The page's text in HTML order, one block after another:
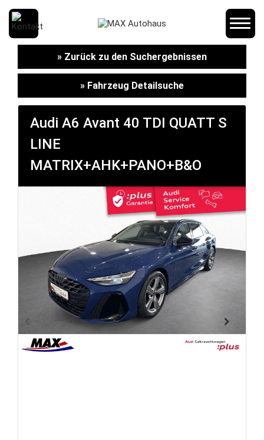
SCHNELLEINSTIEG
KONTAKT/ANFAHRT
SERVICETERMIN
KARRIERE
FAHRZEUGBESTAND
» Zurück zu den Suchergebnissen
» Fahrzeug Detailsuche
Audi A6 Avant 40 TDI QUATT S
LINE
MATRIX+AHK+PANO+B&O